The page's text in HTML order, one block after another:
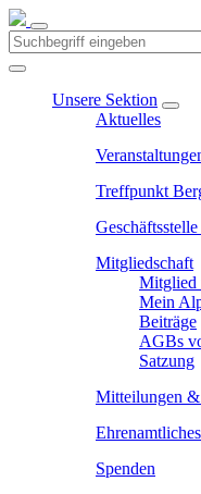
Unsere Sektion
Aktuelles
Treffpunkt
Mitgliedschaft
Mitglied
Mein
Beiträge
AGBs
Satzung
Mitteilungen
Spenden